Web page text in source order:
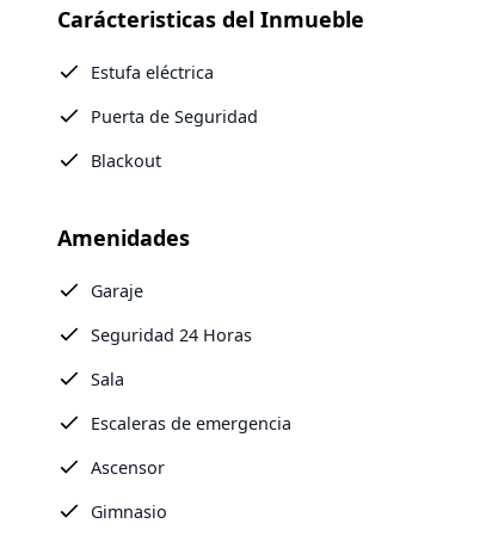
Carácteristicas del Inmueble
Estufa eléctrica
Puerta de Seguridad
Blackout
Amenidades
Garaje
Seguridad 24 Horas
Sala
Escaleras de emergencia
Ascensor
Gimnasio